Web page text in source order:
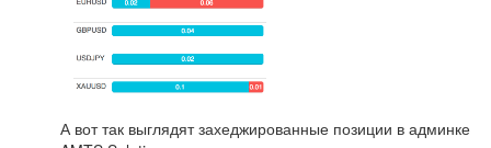
А вот так выглядят захеджированные позиции в админке